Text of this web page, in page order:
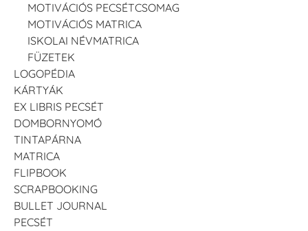
MOTIVÁCIÓS PECSÉTCSOMAG
MOTIVÁCIÓS MATRICA
ISKOLAI NÉVMATRICA
FÜZETEK
LOGOPÉDIA
KÁRTYÁK
EX LIBRIS PECSÉT
DOMBORNYOMÓ
TINTAPÁRNA
MATRICA
FLIPBOOK
SCRAPBOOKING
BULLET JOURNAL
PECSÉT